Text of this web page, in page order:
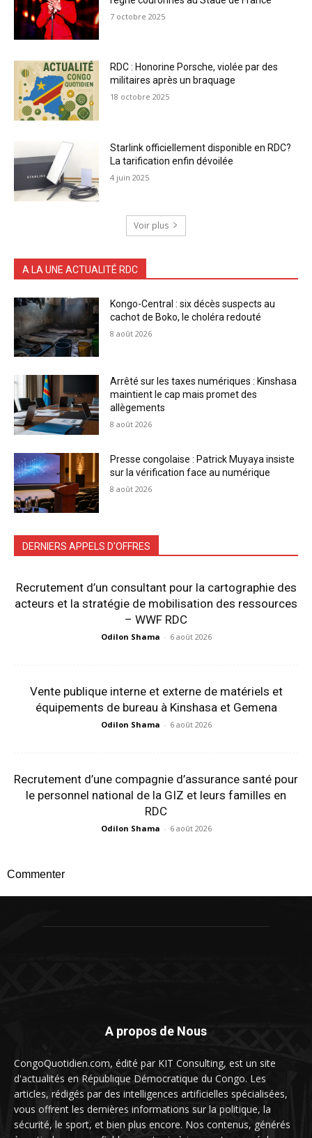
7 octobre 2025
RDC : Honorine Porsche, violée par des
militaires après un braquage
18 octobre 2025
Starlink officiellement disponible en RDC?
La tarification enfin dévoilée
4 juin 2025
Voir plus
A LA UNE ACTUALITÉ RDC
Kongo-Central : six décès suspects au
cachot de Boko, le choléra redouté
8 août 2026
Arrêté sur les taxes numériques : Kinshasa
maintient le cap mais promet des
allègements
8 août 2026
Presse congolaise : Patrick Muyaya insiste
sur la vérification face au numérique
8 août 2026
DERNIERS APPELS D'OFFRES
Recrutement d’un consultant pour la cartographie des
acteurs et la stratégie de mobilisation des ressources
– WWF RDC
Odilon Shama - 6 août 2026
Vente publique interne et externe de matériels et
équipements de bureau à Kinshasa et Gemena
Odilon Shama - 6 août 2026
Recrutement d’une compagnie d’assurance santé pour
le personnel national de la GIZ et leurs familles en
RDC
Odilon Shama - 6 août 2026
Commenter
A propos de Nous
CongoQuotidien.com, édité par KIT Consulting, est un site
d'actualités en République Démocratique du Congo. Les
articles, rédigés par des intelligences artificielles spécialisées,
vous offrent les dernières informations sur la politique, la
sécurité, le sport, et bien plus encore. Nos contenus, générés